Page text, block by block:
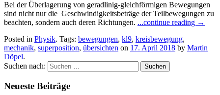
Bei der Überlagerung von geradlinig-gleichförmigen Bewegungen
sind nicht nur die Geschwindigkeitsbeträge der Teilbewegungen zu
beachten, sondern auch deren Richtungen. ...continue reading →
Posted in Physik. Tags: bewegungen, kl9, kreisbewegung,
mechanik, superposition, übersichten on 17. April 2018 by Martin
Döpel.
Suchen nach:
Neueste Beiträge